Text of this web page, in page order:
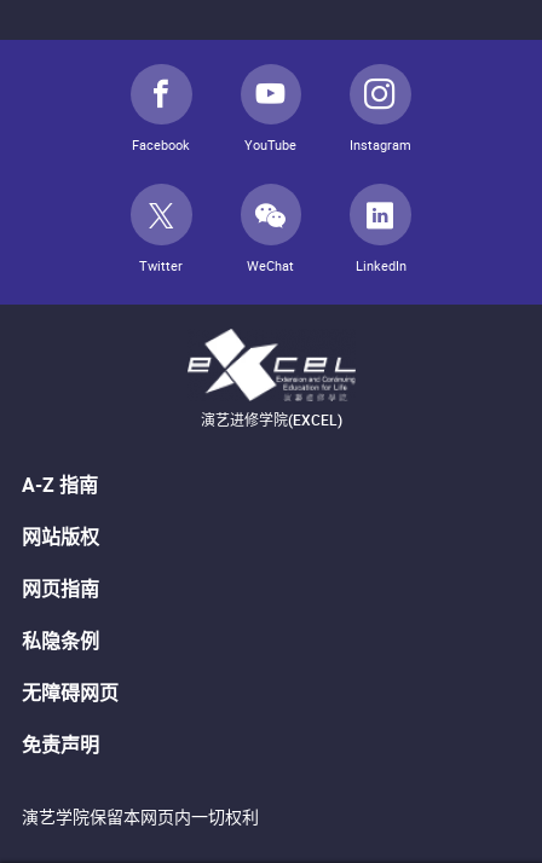
Facebook YouTube Instagram
Twitter WeChat LinkedIn
演艺进修学院(EXCEL)
A-Z 指南
网站版权
网页指南
私隐条例
无障碍网页
免责声明
演艺学院保留本网页内一切权利